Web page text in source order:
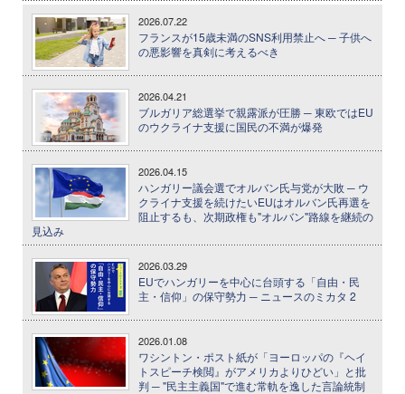
2026.07.22
フランスが15歳未満のSNS利用禁止へ ─ 子供へ
の悪影響を真剣に考えるべき
2026.04.21
ブルガリア総選挙で親露派が圧勝 ─ 東欧ではEU
のウクライナ支援に国民の不満が爆発
2026.04.15
ハンガリー議会選でオルバン氏与党が大敗 ─ ウ
クライナ支援を続けたいEUはオルバン氏再選を
阻止するも、次期政権も"オルバン"路線を継続の
見込み
2026.03.29
EUでハンガリーを中心に台頭する「自由・民
主・信仰」の保守勢力 ─ ニュースのミカタ 2
2026.01.08
ワシントン・ポスト紙が「ヨーロッパの『ヘイ
トスピーチ検閲』がアメリカよりひどい」と批
判 ─ "民主主義国"で進む常軌を逸した言論統制